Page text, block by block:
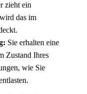
zieht ein
das im
Sie erhalten eine
Zustand Ihres
wie Sie